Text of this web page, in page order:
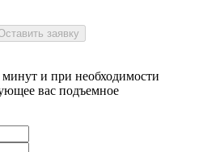
заявку
и при необходимости
вас подъемное